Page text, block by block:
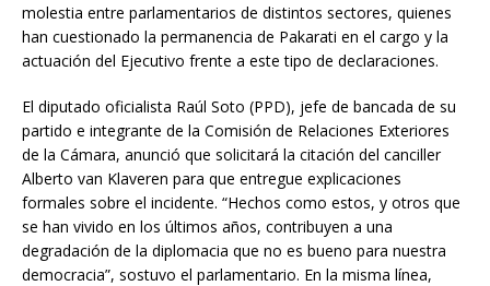
molestia entre parlamentarios de distintos sectores, quienes
han cuestionado la permanencia de Pakarati en el cargo y la
actuación del Ejecutivo frente a este tipo de declaraciones.
El diputado oficialista Raúl Soto (PPD), jefe de bancada de su
partido e integrante de la Comisión de Relaciones Exteriores
de la Cámara, anunció que solicitará la citación del canciller
Alberto van Klaveren para que entregue explicaciones
formales sobre el incidente. “Hechos como estos, y otros que
se han vivido en los últimos años, contribuyen a una
degradación de la diplomacia que no es bueno para nuestra
democracia”, sostuvo el parlamentario. En la misma línea,